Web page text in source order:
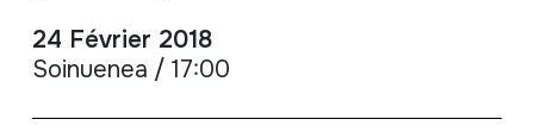
24 Février 2018
Soinuenea / 17:00